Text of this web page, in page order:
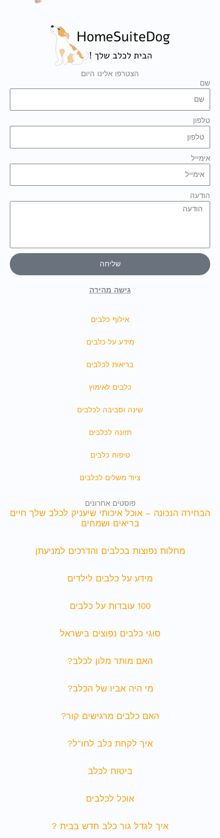
הצטרפו אלינו היום
שם
טלפון
אימייל
הודעה
שליחה
גישה מהירה
אילוף כלבים
מידע על כלבים
בריאות לכלבים
כלבים לאימוץ
שינה וסביבה לכלבים
תזונה לכלבים
טיפוח כלבים
ציוד משלים לכלבים
פוסטים אחרונים
הבחירה הנכונה – אוכל איכותי שיעניק לכלב שלך חיים
בריאים ושמחים
מחלות נפוצות בכלבים והדרכים למניעתן
מידע על כלבים לילדים
100 עובדות על כלבים
סוגי כלבים נפוצים בישראל
האם מותר מלון לכלב?
מי היה אביו של הכלב?
האם כלבים מרגישים קור?
איך לקחת כלב לחו"ל?
ביטוח לכלב
אוכל לכלבים
איך לגדל גור כלב חדש בבית ?